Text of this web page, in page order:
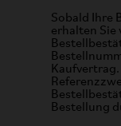
Sobald Ihre
erhalten Sie
Bestellung